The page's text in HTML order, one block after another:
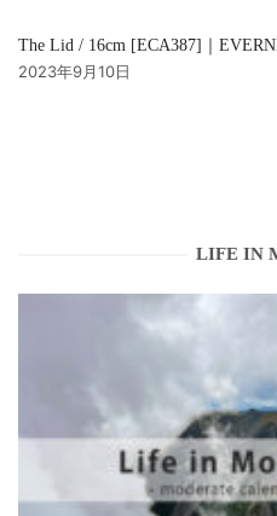
The Lid / 16cm [ECA387]｜
2023年9月10日
LIFE IN